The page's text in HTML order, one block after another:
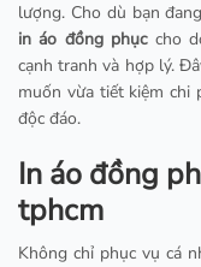
lượng. Cho dù bạn
in áo đồng phụccho
cạnh tranh và hợp lý.
muốn vừa tiết kiệm chi
độc đáo.
In áo đồng
tphcm
Không chỉ phục vụ cá